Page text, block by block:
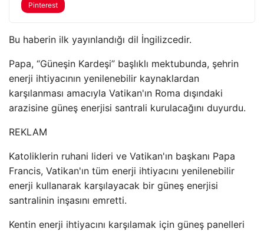
Pinterest
Bu haberin ilk yayınlandığı dil İngilizcedir.
Papa, “Güneşin Kardeşi” başlıklı mektubunda, şehrin
enerji ihtiyacının yenilenebilir kaynaklardan
karşılanması amacıyla Vatikan'ın Roma dışındaki
arazisine güneş enerjisi santrali kurulacağını duyurdu.
REKLAM
Katoliklerin ruhani lideri ve Vatikan'ın başkanı Papa
Francis, Vatikan'ın tüm enerji ihtiyacını yenilenebilir
enerji kullanarak karşılayacak bir güneş enerjisi
santralinin inşasını emretti.
Kentin enerji ihtiyacını karşılamak için güneş panelleri